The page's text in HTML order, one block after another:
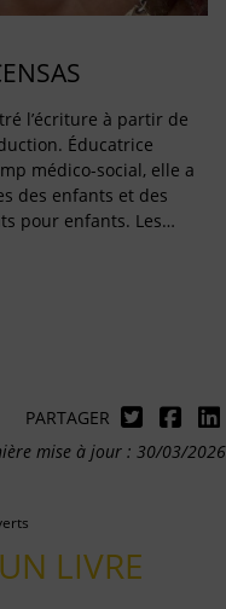
l’écriture à partir de
Éducatrice
médico-social, elle a
des enfants et des
pour enfants. Les…
PARTAGER
mise à jour : 30/03/2026
LIVRE